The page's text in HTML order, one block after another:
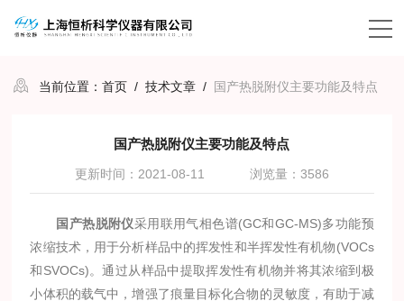
当前位置：首页 /技术文章 / 国产热脱附仪主要功能及特点
国产热脱附仪主要功能及特点
更新时间：2021-08-11 浏览量：3586
国产热脱附仪采用联用气相色谱(GC和GC-MS)多功能预
浓缩技术，用于分析样品中的挥发性和半挥发性有机物(VOCs
和SVOCs)。通过从样品中提取挥发性有机物并将其浓缩到极
小体积的载气中，增强了痕量目标化合物的灵敏度，有助于减